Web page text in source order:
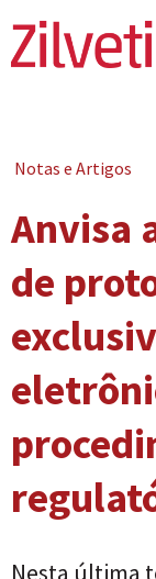
Notas e Artigos
Anvisa
de
Nesta última